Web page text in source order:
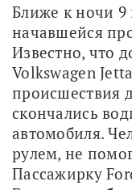
Ближе к ночи
начавшейся
Известно, что
Volkswagen
происшествия
скончались
автомобиля.
рулем, не
Пассажирку